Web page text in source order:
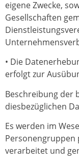
eigene Zwecke,
Gesellschaften
• Die
erfolgt zur
Beschreibung der
diesbezüglichen
Es werden im
Personengruppen
verarbeitet und